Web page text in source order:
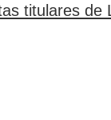
titulares de